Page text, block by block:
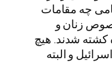
چه مقامات
زنان و
کشته شدند. هیچ
و البته